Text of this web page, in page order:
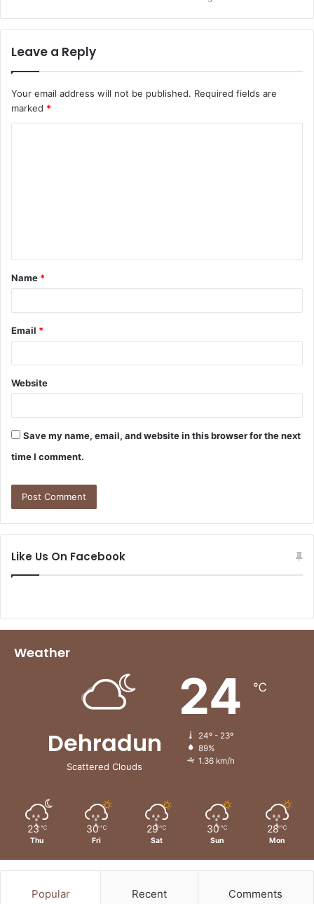
Leave a Reply
Your email address will not be published. Required fields are
marked *
t
*
Name *
Email *
Website
Save my name, email, and website in this browser for the next
time I comment.
Like Us On Facebook
Weather
Dehradun
Scattered Clouds
24 ℃
24º - 23º
89%
1.36 km/h
23 ℃
Thu
30 ℃
Fri
29 ℃
Sat
30 ℃
Sun
28 ℃
Mon
Popular Recent Comments